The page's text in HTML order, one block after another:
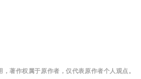
著作权属于原作者，仅代表原作者个人观点。